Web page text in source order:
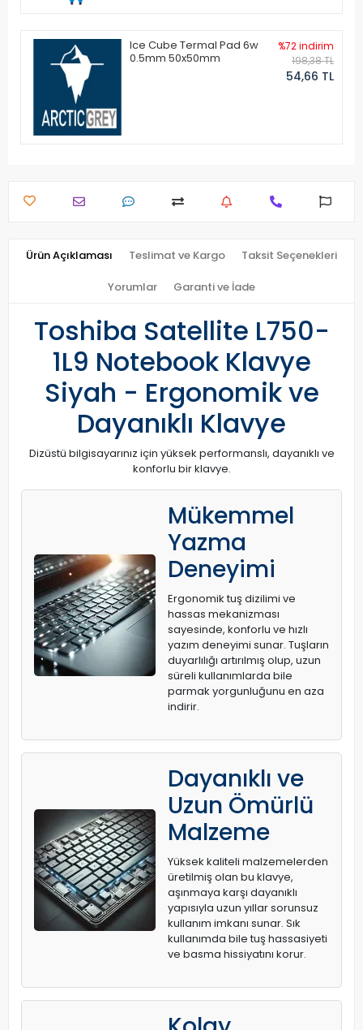
Ice Cube Termal Pad 6w
0.5mm 50x50mm
%72 indirim
198,38 TL
54,66 TL
Ürün Açıklaması Teslimat ve Kargo Taksit Seçenekleri
Yorumlar Garanti ve İade
Toshiba Satellite L750-
1L9 Notebook Klavye
Siyah - Ergonomik ve
Dayanıklı Klavye
Dizüstü bilgisayarınız için yüksek performanslı, dayanıklı ve
konforlu bir klavye.
Mükemmel
Yazma
Deneyimi
Ergonomik tuş dizilimi ve
hassas mekanizması
sayesinde, konforlu ve hızlı
yazım deneyimi sunar. Tuşların
duyarlılığı artırılmış olup, uzun
süreli kullanımlarda bile
parmak yorgunluğunu en aza
indirir.
Dayanıklı ve
Uzun Ömürlü
Malzeme
Yüksek kaliteli malzemelerden
üretilmiş olan bu klavye,
aşınmaya karşı dayanıklı
yapısıyla uzun yıllar sorunsuz
kullanım imkanı sunar. Sık
kullanımda bile tuş hassasiyeti
ve basma hissiyatını korur.